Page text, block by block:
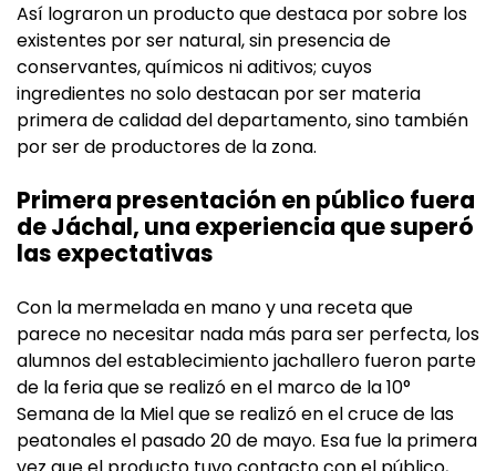
Así lograron un producto que destaca por sobre los
existentes por ser natural, sin presencia de
conservantes, químicos ni aditivos; cuyos
ingredientes no solo destacan por ser materia
primera de calidad del departamento, sino también
por ser de productores de la zona.
Primera presentación en público fuera
de Jáchal, una experiencia que superó
las expectativas
Con la mermelada en mano y una receta que
parece no necesitar nada más para ser perfecta, los
alumnos del establecimiento jachallero fueron parte
de la feria que se realizó en el marco de la 10°
Semana de la Miel que se realizó en el cruce de las
peatonales el pasado 20 de mayo. Esa fue la primera